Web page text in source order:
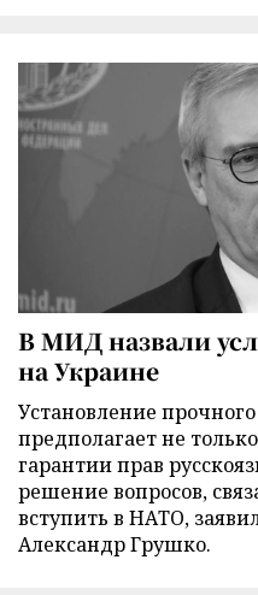
В МИД назвали
на Украине
Установление
предполагает не
гарантии прав
решение вопросов,
вступить в НАТО,
Александр Грушко.